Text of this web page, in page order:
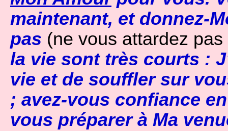
maintenant, et donnez-
pas (ne vous attardez
la vie sont très courts :
vie et de souffler sur
; avez-vous confiance
vous préparer à Ma